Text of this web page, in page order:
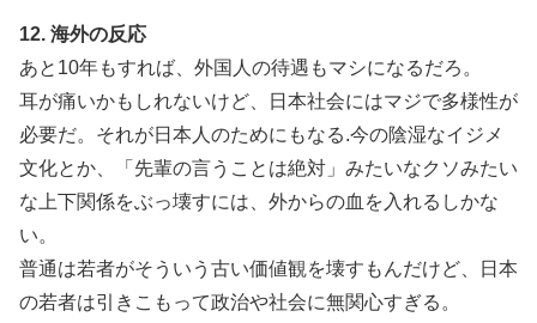
12. 海外の反応
あと10年もすれば、外国人の待遇もマシになるだろ。
耳が痛いかもしれないけど、日本社会にはマジで多様性が
必要だ。それが日本人のためにもなる.今の陰湿なイジメ
文化とか、「先輩の言うことは絶対」みたいなクソみたい
な上下関係をぶっ壊すには、外からの血を入れるしかな
い。
普通は若者がそういう古い価値観を壊すもんだけど、日本
の若者は引きこもって政治や社会に無関心すぎる。